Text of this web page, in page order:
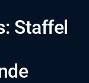
Staffel